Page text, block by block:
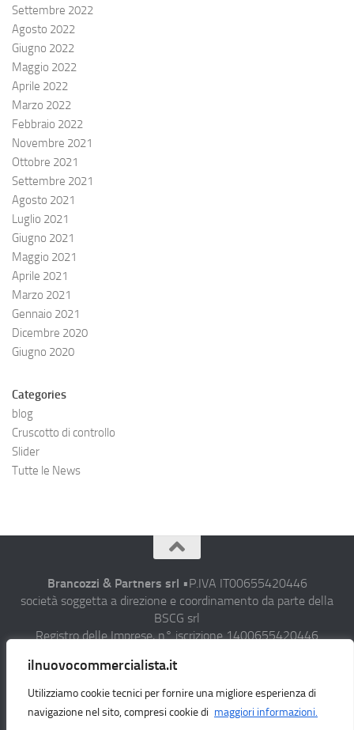
ilnuovocommercialista.it
Utilizziamo cookie tecnici per fornire una migliore esperienza di
navigazione nel sito, compresi cookie di maggiori informazioni.
Settembre 2022
Agosto 2022
Giugno 2022
Maggio 2022
Aprile 2022
Marzo 2022
Febbraio 2022
Novembre 2021
Ottobre 2021
Settembre 2021
Agosto 2021
Luglio 2021
Giugno 2021
Maggio 2021
Aprile 2021
Marzo 2021
Gennaio 2021
Dicembre 2020
Giugno 2020
Categories
blog
Cruscotto di controllo
Slider
Tutte le News
Brancozzi & Partners srl •P.IVA IT00655420446
società soggetta a direzione e coordinamento da parte della
BSCG srl
Registro delle Imprese, n° iscrizione 1400655420446
• Fax 0734/608282 • N° verde: 800-911-393
• Email : studio@aicommercialista.it
Privacy policy